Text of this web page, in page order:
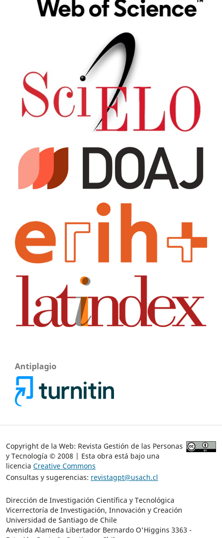
Antiplagio
Copyright de la Web: Revista Gestión de las Personas
y Tecnología © 2008 | Esta obra está bajo una
licencia Creative Commons
Consultas y sugerencias: revistagpt@usach.cl
Dirección de Investigación Científica y Tecnológica
Vicerrectoría de Investigación, Innovación y Creación
Universidad de Santiago de Chile
Avenida Alameda Libertador Bernardo O'Higgins 3363 -